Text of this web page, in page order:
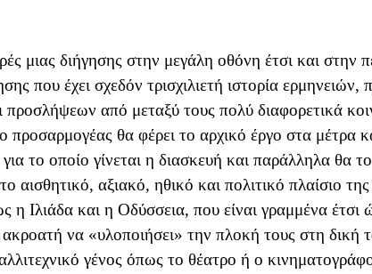
μιας διήγησης στην μεγάλη οθόνη έτσι και στην
που έχει σχεδόν τρισχιλιετή ιστορία
προσλήψεων από μεταξύ τους πολύ διαφορετικά
προσαρμογέας θα φέρει το αρχικό έργο στα μέτρα
το οποίο γίνεται η διασκευή και παράλληλα θα
αισθητικό, αξιακό, ηθικό και πολιτικό πλαίσιο
η Ιλιάδα και η Οδύσσεια, που είναι γραμμένα έτσι
να «υλοποιήσει» την πλοκή τους στη δική
γένος όπως το θέατρο ή ο